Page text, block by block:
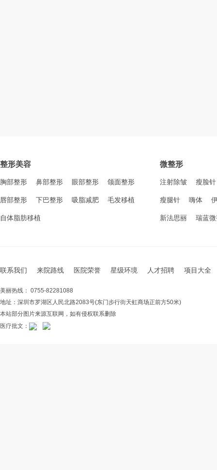
整形美容
胸部整形 鼻部整形 眼部整形 颌面整形
唇部整形 下巴整形 吸脂减肥 毛发移植
自体脂肪移植
微整形
注射除皱 瘦脸针
瘦腿针 嗨体
新法思丽 瑞蓝
联系我们 来院路线 医院荣誉 星级环境 人才招聘 项目大全
美丽热线： 0755-82281088
地址：深圳市罗湖区人民北路2083号(东门步行街天虹商场正前方50米)
本站部分图片来源互联网，如有侵权联系删除
医疗批文：